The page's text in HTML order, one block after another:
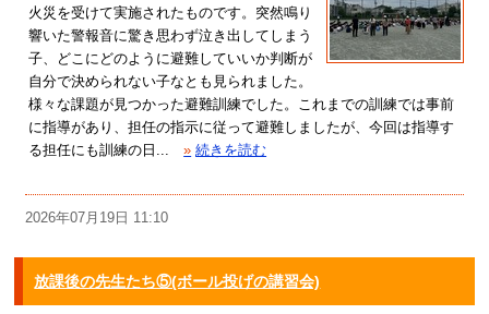
火災を受けて実施されたものです。突然鳴り
響いた警報音に驚き思わず泣き出してしまう
子、どこにどのように避難していいか判断が
自分で決められない子なとも見られました。
様々な課題が見つかった避難訓練でした。これまでの訓練では事前
に指導があり、担任の指示に従って避難しましたが、今回は指導す
る担任にも訓練の日...
» 続きを読む
2026年07月19日 11:10
放課後の先生たち⑤(ボール投げの講習会)